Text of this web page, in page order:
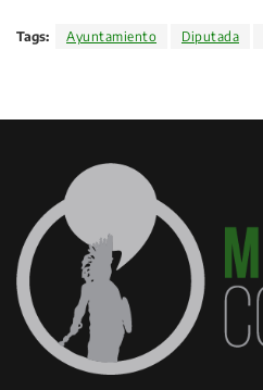
Tags: Ayuntamiento Diputada